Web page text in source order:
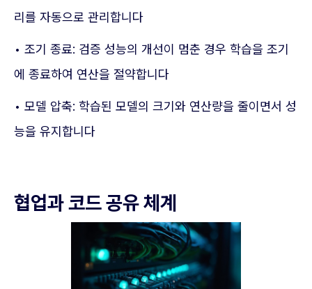
리를 자동으로 관리합니다
• 조기 종료: 검증 성능의 개선이 멈춘 경우 학습을 조기
에 종료하여 연산을 절약합니다
• 모델 압축: 학습된 모델의 크기와 연산량을 줄이면서 성
능을 유지합니다
협업과 코드 공유 체계